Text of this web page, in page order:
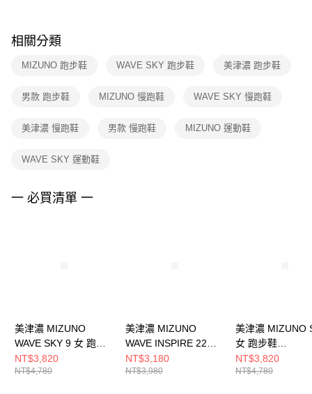
※ 交易是否成功請以「AFTEE先享後付 」之結帳頁面顯示為準，若有關於
是否繳費成功／繳費後需取消欲退款等相關疑問，請聯繫「AFTEE先享後付
客戶支援中心」https://netprotections.freshdesk.com/support/home
１．透過由恩沛科技股份有限公司提供之「AFTEE先享後付」服務完成之交
權轉讓予恩沛科技股份有限公司。
３．未成年的使用者請事先徵得法定代理人或監護人之同意方可使用
４．使用「AFTEE先享後付」時，將依據個別帳號之用戶狀況，依本公司即
相關分類
MIZUNO 跑步鞋 WAVE SKY 跑步鞋 美津濃 跑步鞋
男款 跑步鞋 MIZUNO 慢跑鞋 WAVE SKY 慢跑鞋
美津濃 慢跑鞋 男款 慢跑鞋 MIZUNO 運動鞋
WAVE SKY 運動鞋
一 必買清單 一
美津濃 MIZUNO
WAVE SKY 9 女 跑步
鞋 J1GD250273
NT$3,820
NT$4,780
美津濃 MIZUNO
WAVE INSPIRE 22
SW 男 跑步鞋
J1GC264506
NT$3,180
NT$3,980
美津濃 MIZUNO
女 跑步鞋
J1GD250224
NT$3,820
NT$4,780